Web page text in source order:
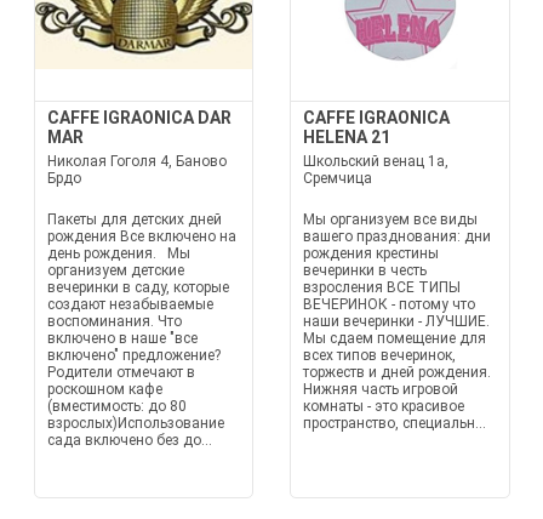
CAFFE IGRAONICA DAR
MAR
Николая Гоголя 4, Баново
Брдо
Пакеты для детских дней
рождения Все включено на
день рождения. Мы
организуем детские
вечеринки в саду, которые
создают незабываемые
воспоминания. Что
включено в наше "все
включено" предложение?
Родители отмечают в
роскошном кафе
(вместимость: до 80
взрослых)Использование
сада включено без до...
CAFFE IGRAONICA
HELENA 21
Школьский венац 1а,
Сремчица
Мы организуем все виды
вашего празднования: дни
рождения крестины
вечеринки в честь
взросления ВСЕ ТИПЫ
ВЕЧЕРИНОК - потому что
наши вечеринки - ЛУЧШИЕ.
Мы сдаем помещение для
всех типов вечеринок,
торжеств и дней рождения.
Нижняя часть игровой
комнаты - это красивое
пространство, специальн...